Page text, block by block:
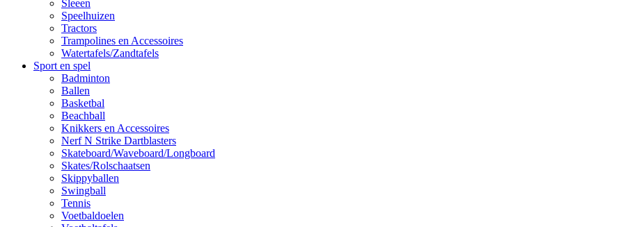
Sleeen
Speelhuizen
Tractors
Trampolines en Accessoires
Watertafels/Zandtafels
Sport en spel
Badminton
Ballen
Basketbal
Beachball
Knikkers en Accessoires
Nerf N Strike Dartblasters
Skateboard/Waveboard/Longboard
Skates/Rolschaatsen
Skippyballen
Swingball
Tennis
Voetbaldoelen